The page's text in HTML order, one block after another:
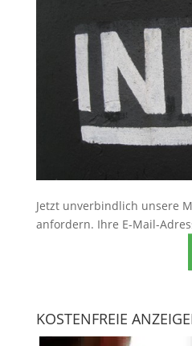
Jetzt unverbindlich unsere
anfordern. Ihre E-Mail-
KOSTENFREIE